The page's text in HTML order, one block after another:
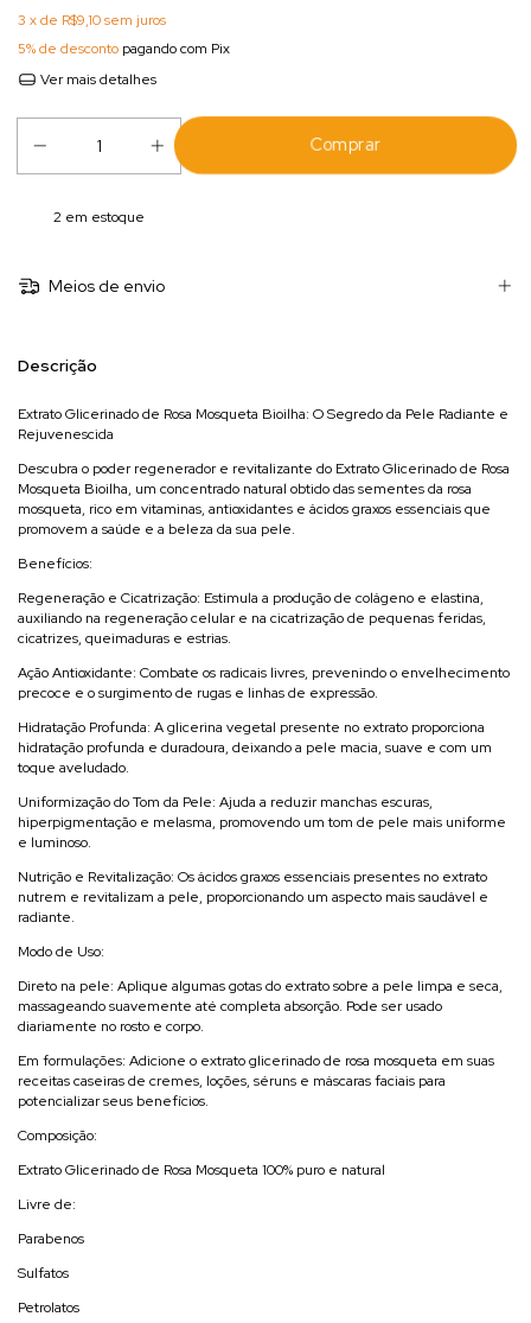
3 x de R$9,10sem juros
5% de desconto pagando com Pix
Ver mais detalhes
2 em estoque
Meios de envio
Descrição
Extrato Glicerinado de Rosa Mosqueta Bioilha: O Segredo da Pele Radiante e
Rejuvenescida
Descubra o poder regenerador e revitalizante do Extrato Glicerinado de Rosa
Mosqueta Bioilha, um concentrado natural obtido das sementes da rosa
mosqueta, rico em vitaminas, antioxidantes e ácidos graxos essenciais que
promovem a saúde e a beleza da sua pele.
Benefícios:
Regeneração e Cicatrização: Estimula a produção de colágeno e elastina,
auxiliando na regeneração celular e na cicatrização de pequenas feridas,
cicatrizes, queimaduras e estrias.
Ação Antioxidante: Combate os radicais livres, prevenindo o envelhecimento
precoce e o surgimento de rugas e linhas de expressão.
Hidratação Profunda: A glicerina vegetal presente no extrato proporciona
hidratação profunda e duradoura, deixando a pele macia, suave e com um
toque aveludado.
Uniformização do Tom da Pele: Ajuda a reduzir manchas escuras,
hiperpigmentação e melasma, promovendo um tom de pele mais uniforme
e luminoso.
Nutrição e Revitalização: Os ácidos graxos essenciais presentes no extrato
nutrem e revitalizam a pele, proporcionando um aspecto mais saudável e
radiante.
Modo de Uso:
Direto na pele: Aplique algumas gotas do extrato sobre a pele limpa e seca,
massageando suavemente até completa absorção. Pode ser usado
diariamente no rosto e corpo.
Em formulações: Adicione o extrato glicerinado de rosa mosqueta em suas
receitas caseiras de cremes, loções, séruns e máscaras faciais para
potencializar seus benefícios.
Composição:
Extrato Glicerinado de Rosa Mosqueta 100% puro e natural
Livre de:
Parabenos
Sulfatos
Petrolatos